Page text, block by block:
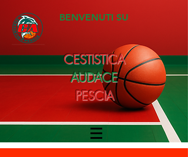
BENVENUTI SU
CESTISTICA
AUDACE
PESCIA